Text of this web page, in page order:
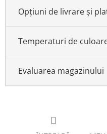
Opțiuni de livrare și
Temperaturi de
Evaluarea magazinului